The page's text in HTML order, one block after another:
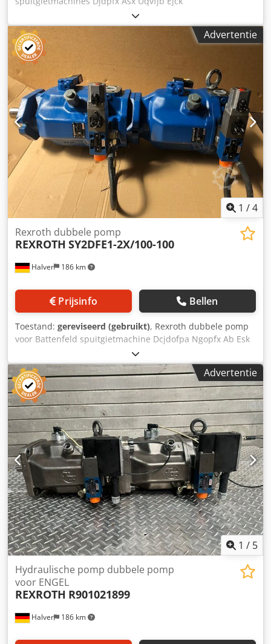
Advertentie
1 /4
Halver 186 km
Rexroth dubbele pomp
REXROTH SY2DFE1-2X/100-100
Prijsinfo Bellen
Toestand: gereviseerd (gebruikt), Rexroth dubbele pomp
voor Battenfeld spuitgietmachine Dcjdofpa Ngopfx Ab Esk
SY2DFE1-2X/100-100 MNR: R901016480
Advertentie
1 / 5
Halver 186 km
Hydraulische pomp dubbele pomp
voor ENGEL
REXROTH R901021899